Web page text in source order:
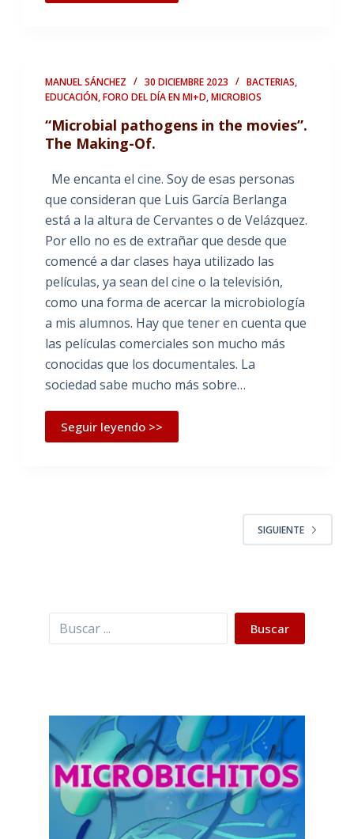
MANUEL SÁNCHEZ 30 DICIEMBRE 2023 BACTERIAS,
EDUCACIÓN,FORO DEL DÍA EN MI+D,MICROBIOS
“Microbial pathogens in the movies”.
The Making-Of.
Me encanta el cine. Soy de esas personas
que consideran que Luis García Berlanga
está a la altura de Cervantes o de Velázquez.
Por ello no es de extrañar que desde que
comencé a dar clases haya utilizado las
películas, ya sean del cine o la televisión,
como una forma de acercar la microbiología
a mis alumnos. Hay que tener en cuenta que
las películas comerciales son mucho más
conocidas que los documentales. La
sociedad sabe mucho más sobre…
Seguir leyendo >>
SIGUIENTE
Buscar Buscar